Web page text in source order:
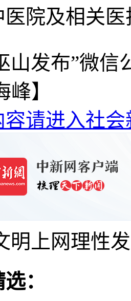
医院及相关
山发布”微信
峰】
请进入社会
明上网理性
：